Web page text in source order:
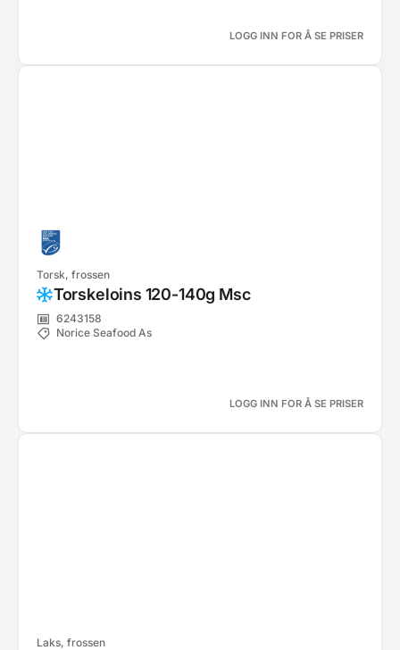
LOGG INN FOR Å SE PRISER
Torsk, frossen
Torskeloins 120-140g Msc
6243158
Norice Seafood As
LOGG INN FOR Å SE PRISER
Laks, frossen